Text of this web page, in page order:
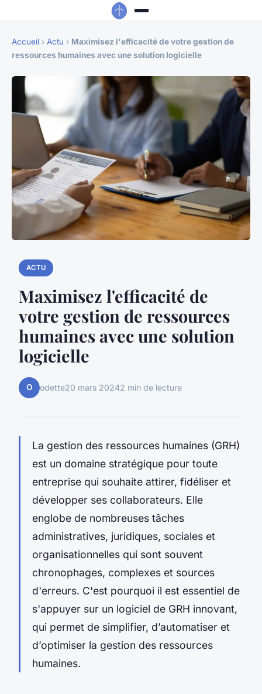
Accueil › Actu › Maximisez l'efficacité de votre gestion de
ressources humaines avec une solution logicielle
ACTU
Maximisez l'efficacité de
votre gestion de ressources
humaines avec une solution
logicielle
O odette20 mars 20242 min de lecture
La gestion des ressources humaines (GRH)
est un domaine stratégique pour toute
entreprise qui souhaite attirer, fidéliser et
développer ses collaborateurs. Elle
englobe de nombreuses tâches
administratives, juridiques, sociales et
organisationnelles qui sont souvent
chronophages, complexes et sources
d'erreurs. C'est pourquoi il est essentiel de
s'appuyer sur un logiciel de GRH innovant,
qui permet de simplifier, d’automatiser et
d’optimiser la gestion des ressources
humaines.